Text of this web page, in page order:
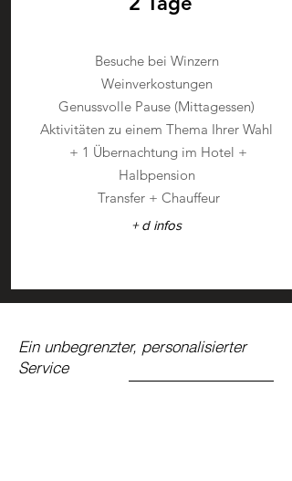
Besuche bei Winzern
Weinverkostungen
Genussvolle Pause (Mittagessen)
Aktivitäten zu einem Thema Ihrer Wahl
+ 1 Übernachtung im Hotel +
Halbpension
Transfer + Chauffeur
+ d infos
Ein unbegrenzter, personalisierter
Service